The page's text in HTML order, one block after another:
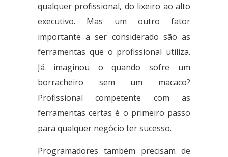
qualquer profissional, do lixeiro ao alto
executivo. Mas um outro fator
importante a ser considerado são as
ferramentas que o profissional utiliza.
Já imaginou o quando sofre um
borracheiro sem um macaco?
Profissional competente com as
ferramentas certas é o primeiro passo
para qualquer negócio ter sucesso.
Programadores também precisam de